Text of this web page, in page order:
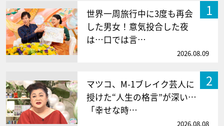
1
世界一周旅行中に3度も再会
した男女！意気投合した夜
は…口では言…
2026.08.09
2
マツコ、M-1ブレイク芸人に
授けた“人生の格言”が深い…
「幸せな時…
2026.08.08